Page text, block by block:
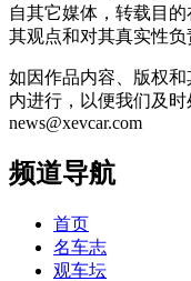
自其它媒体，转载目
其观点和对其真实性负
如因作品内容、版权
内进行，以便我们及时
news@xevcar.com
频道导航
首页
名车志
观车坛